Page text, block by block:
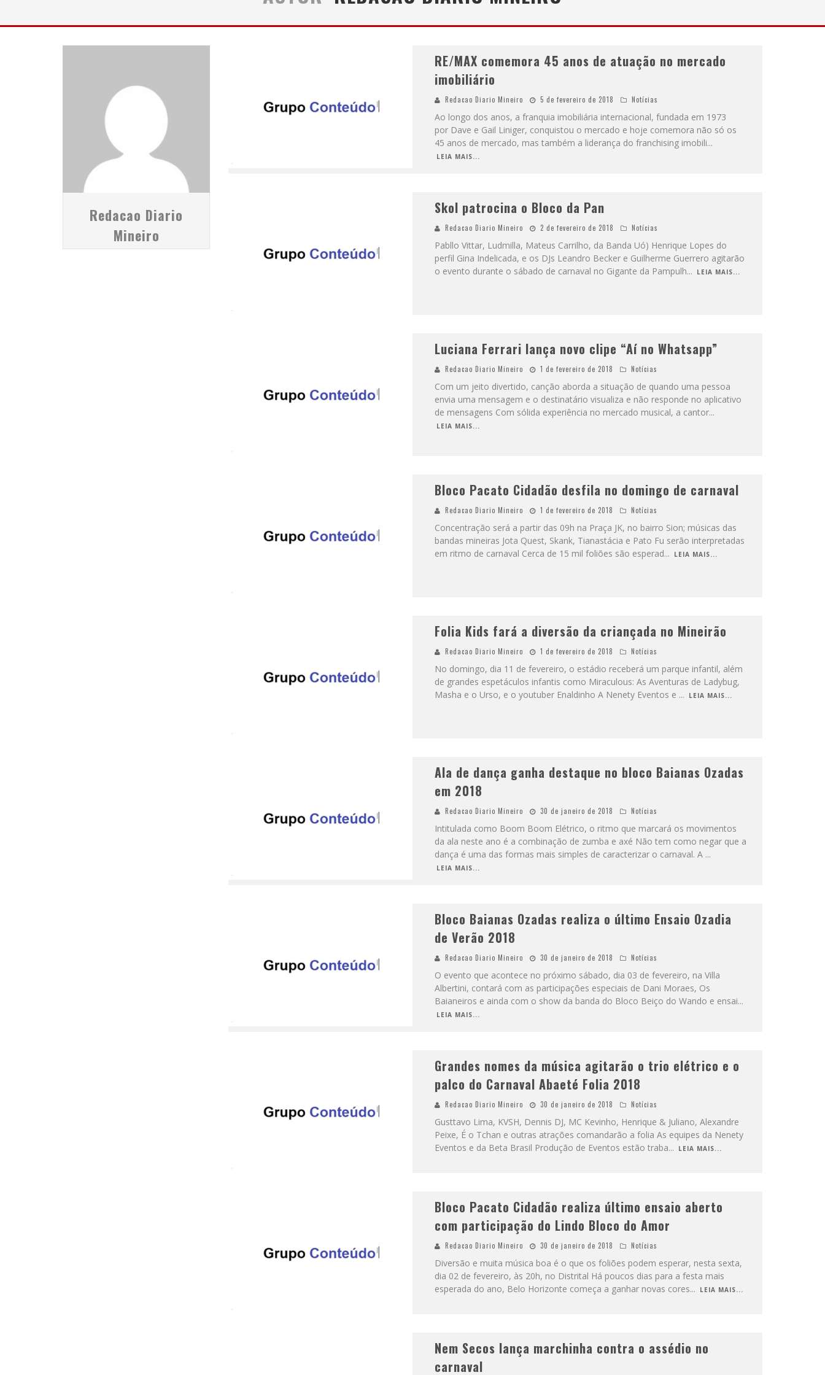
N
O CLIMA DO HEXA: “PASSINHO DO BRASIL”, DA DJ DANNY ALBUQUERQUE, É A MÚSICA QUE EMBALA A TORCIDA BRASILEIRA NA COPA DO MUNDO 2026
Redacao Diario
Mineiro
RE/MAX comemora 45 anos de atuação no mercado
imobiliário
Redacao Diario Mineiro 5 de fevereiro de 2018 Notícias
Ao longo dos anos, a franquia imobiliária internacional, fundada em 1973
por Dave e Gail Liniger, conquistou o mercado e hoje comemora não só os
45 anos de mercado, mas também a liderança do franchising imobili...
LEIA MAIS...
Skol patrocina o Bloco da Pan
Redacao Diario Mineiro 2 de fevereiro de 2018 Notícias
Pabllo Vittar, Ludmilla, Mateus Carrilho, da Banda Uó) Henrique Lopes do
perfil Gina Indelicada, e os DJs Leandro Becker e Guilherme Guerrero agitarão
o evento durante o sábado de carnaval no Gigante da Pampulh... LEIA MAIS...
Luciana Ferrari lança novo clipe “Aí no Whatsapp”
Redacao Diario Mineiro 1 de fevereiro de 2018 Notícias
Com um jeito divertido, canção aborda a situação de quando uma pessoa
envia uma mensagem e o destinatário visualiza e não responde no aplicativo
de mensagens Com sólida experiência no mercado musical, a cantor...
LEIA MAIS...
Bloco Pacato Cidadão desfila no domingo de carnaval
Redacao Diario Mineiro 1 de fevereiro de 2018 Notícias
Concentração será a partir das 09h na Praça JK, no bairro Sion; músicas das
bandas mineiras Jota Quest, Skank, Tianastácia e Pato Fu serão interpretadas
em ritmo de carnaval Cerca de 15 mil foliões são esperad... LEIA MAIS...
Folia Kids fará a diversão da criançada no Mineirão
Redacao Diario Mineiro 1 de fevereiro de 2018 Notícias
No domingo, dia 11 de fevereiro, o estádio receberá um parque infantil, além
de grandes espetáculos infantis como Miraculous: As Aventuras de Ladybug,
Masha e o Urso, e o youtuber Enaldinho A Nenety Eventos e ... LEIA MAIS...
Ala de dança ganha destaque no bloco Baianas Ozadas
em 2018
Redacao Diario Mineiro 30 de janeiro de 2018 Notícias
Intitulada como Boom Boom Elétrico, o ritmo que marcará os movimentos
da ala neste ano é a combinação de zumba e axé Não tem como negar que a
dança é uma das formas mais simples de caracterizar o carnaval. A ...
LEIA MAIS...
Bloco Baianas Ozadas realiza o último Ensaio Ozadia
de Verão 2018
Redacao Diario Mineiro 30 de janeiro de 2018 Notícias
O evento que acontece no próximo sábado, dia 03 de fevereiro, na Villa
Albertini, contará com as participações especiais de Dani Moraes, Os
Baianeiros e ainda com o show da banda do Bloco Beiço do Wando e ensai...
LEIA MAIS...
Grandes nomes da música agitarão o trio elétrico e o
palco do Carnaval Abaeté Folia 2018
Redacao Diario Mineiro 30 de janeiro de 2018 Notícias
Gusttavo Lima, KVSH, Dennis DJ, MC Kevinho, Henrique & Juliano, Alexandre
Peixe, É o Tchan e outras atrações comandarão a folia As equipes da Nenety
Eventos e da Beta Brasil Produção de Eventos estão traba... LEIA MAIS...
Bloco Pacato Cidadão realiza último ensaio aberto
com participação do Lindo Bloco do Amor
Redacao Diario Mineiro 30 de janeiro de 2018 Notícias
Diversão e muita música boa é o que os foliões podem esperar, nesta sexta,
dia 02 de fevereiro, às 20h, no Distrital Há poucos dias para a festa mais
esperada do ano, Belo Horizonte começa a ganhar novas cores... LEIA MAIS...
Nem Secos lança marchinha contra o assédio no
carnaval